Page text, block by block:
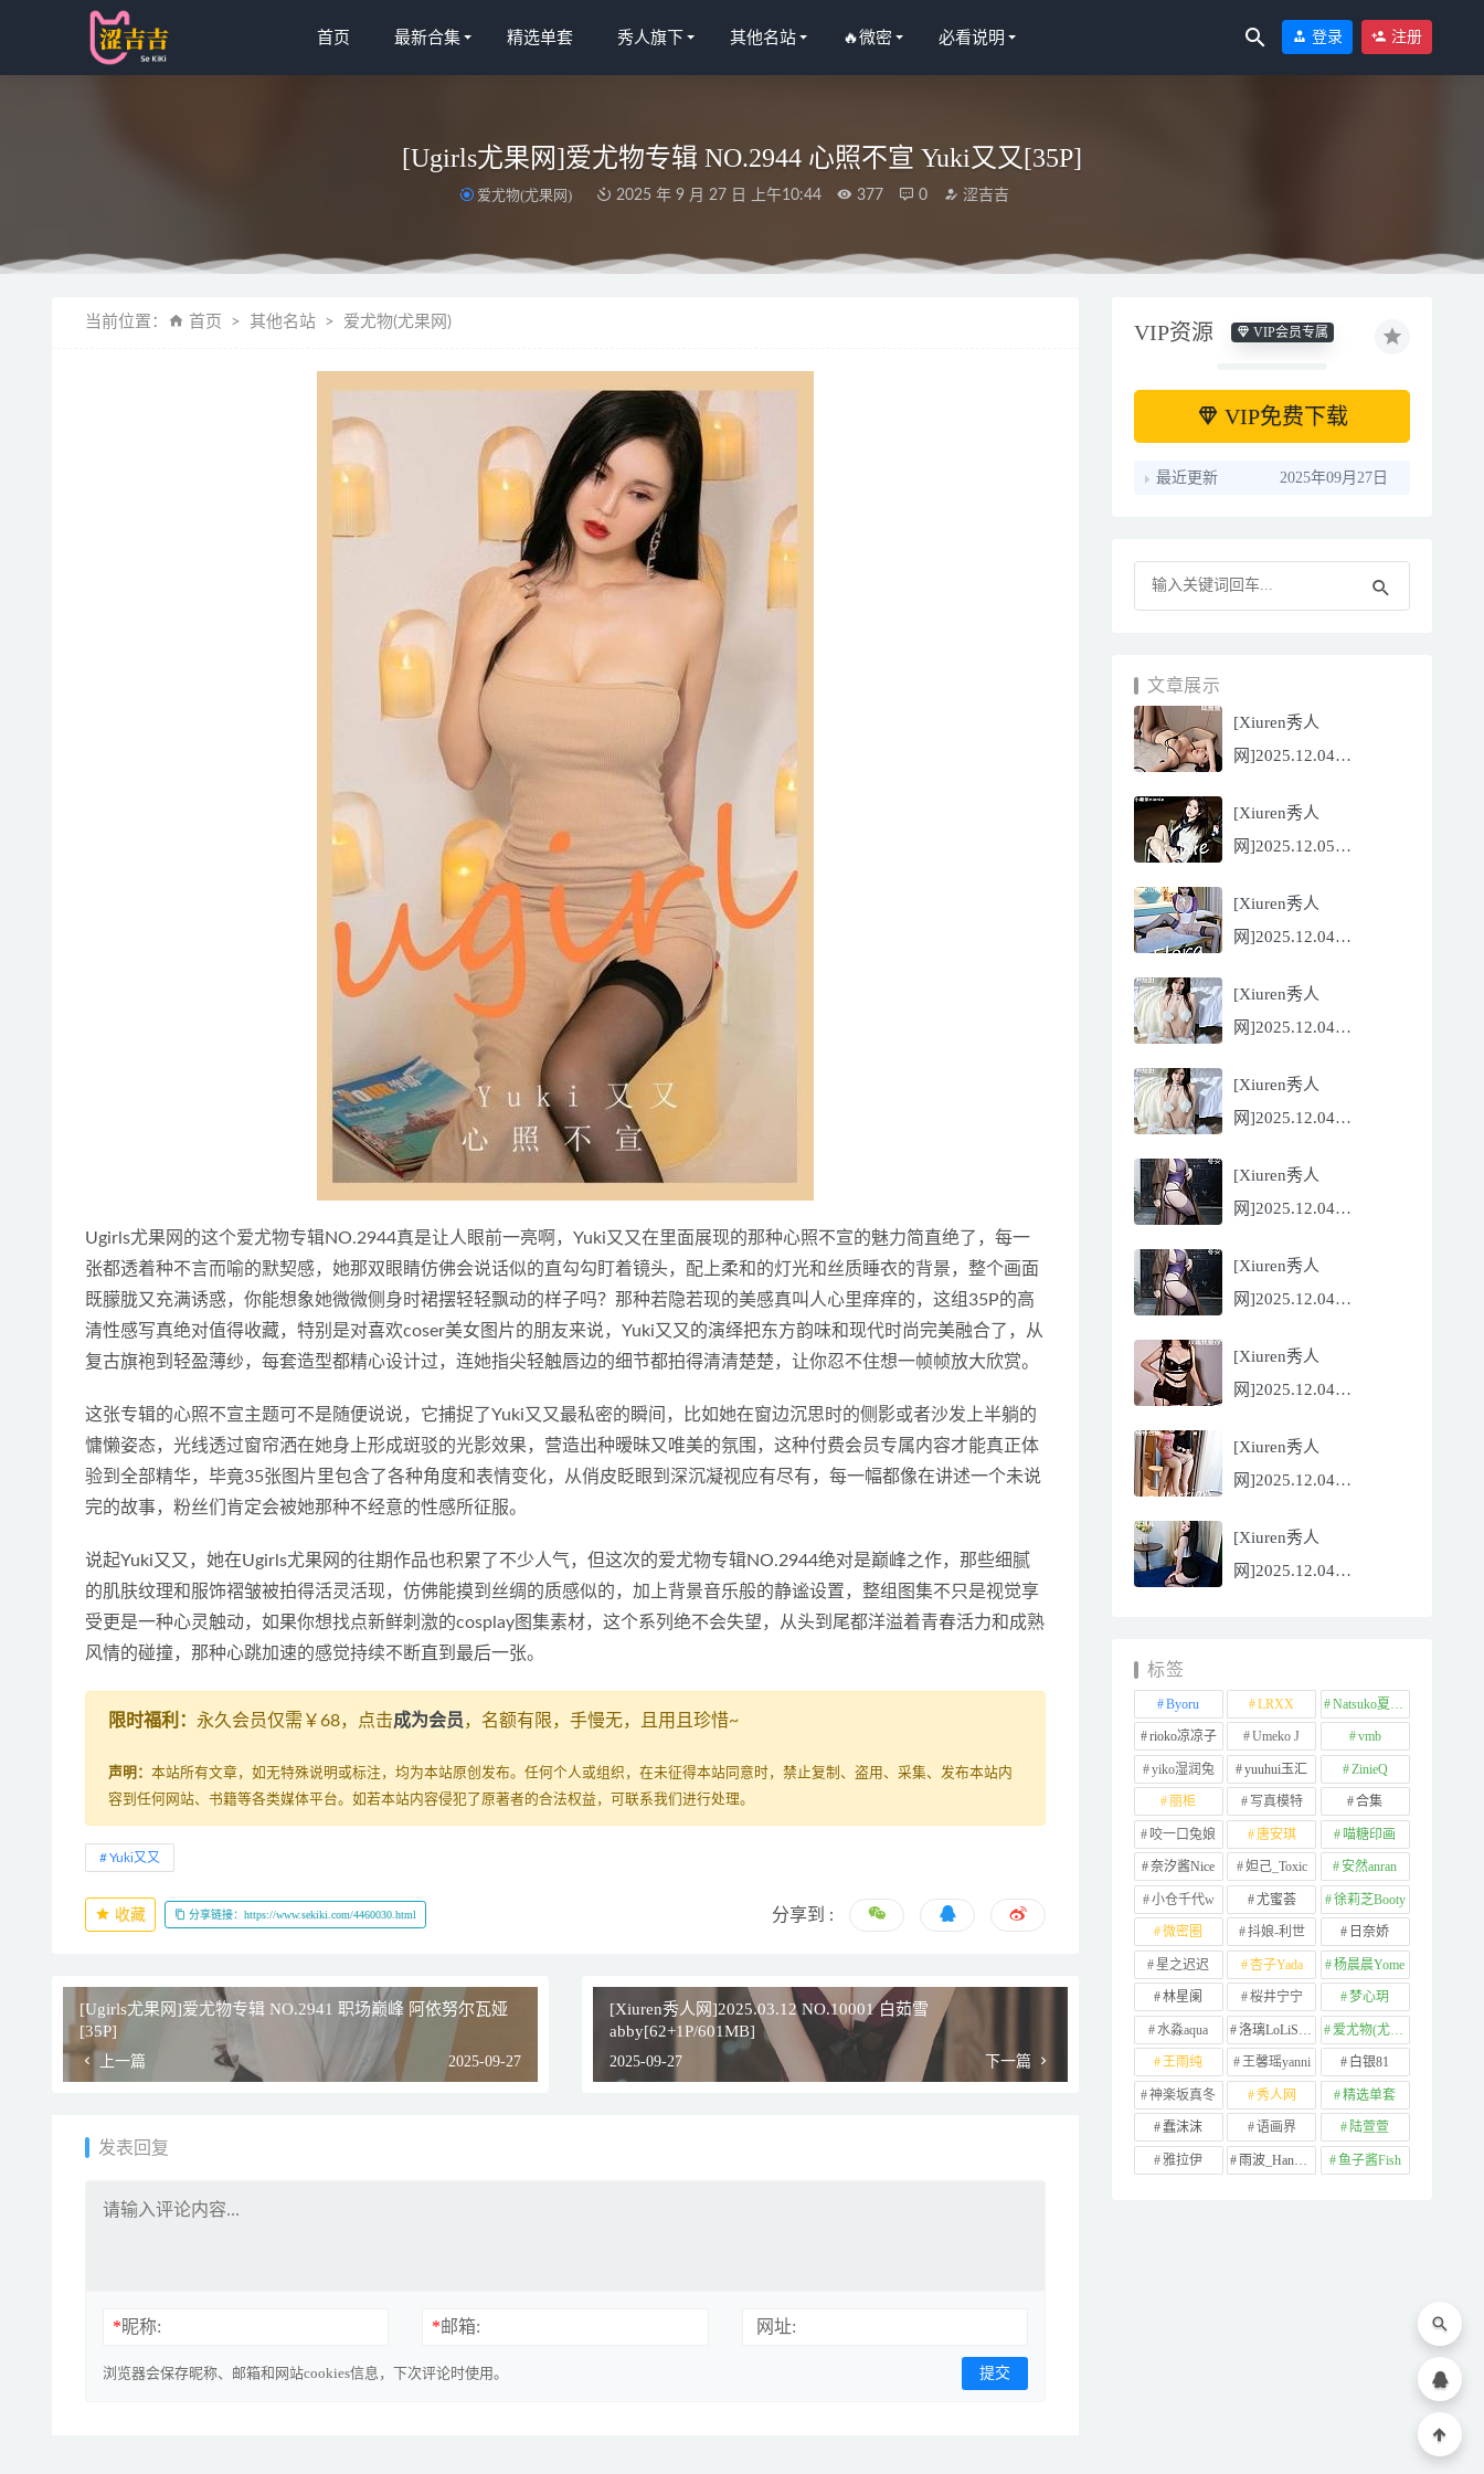
首页 最新合集 精选单套 秀人旗下 其他名站 🔥微密 必看说明 登录 注册
[Ugirls尤果网]爱尤物专辑 NO.2944 心照不宣 Yuki又又[35P]
爱尤物(尤果网) 2025 年 9 月 27 日 上午10:44 377 0 涩吉吉
当前位置： 首页 其他名站 爱尤物(尤果网)
Ugirls尤果网的这个爱尤物专辑NO.2944真是让人眼前一亮啊，Yuki又又在里面展现的那种心照不宣的魅力简直绝了，每一
张都透着种不言而喻的默契感，她那双眼睛仿佛会说话似的直勾勾盯着镜头，配上柔和的灯光和丝质睡衣的背景，整个画面
既朦胧又充满诱惑，你能想象她微微侧身时裙摆轻轻飘动的样子吗？那种若隐若现的美感真叫人心里痒痒的，这组35P的高
清性感写真绝对值得收藏，特别是对喜欢coser美女图片的朋友来说，Yuki又又的演绎把东方韵味和现代时尚完美融合了，从
复古旗袍到轻盈薄纱，每套造型都精心设计过，连她指尖轻触唇边的细节都拍得清清楚楚，让你忍不住想一帧帧放大欣赏。
这张专辑的心照不宣主题可不是随便说说，它捕捉了Yuki又又最私密的瞬间，比如她在窗边沉思时的侧影或者沙发上半躺的
慵懒姿态，光线透过窗帘洒在她身上形成斑驳的光影效果，营造出种暧昧又唯美的氛围，这种付费会员专属内容才能真正体
验到全部精华，毕竟35张图片里包含了各种角度和表情变化，从俏皮眨眼到深沉凝视应有尽有，每一幅都像在讲述一个未说
完的故事，粉丝们肯定会被她那种不经意的性感所征服。
说起Yuki又又，她在Ugirls尤果网的往期作品也积累了不少人气，但这次的爱尤物专辑NO.2944绝对是巅峰之作，那些细腻
的肌肤纹理和服饰褶皱被拍得活灵活现，仿佛能摸到丝绸的质感似的，加上背景音乐般的静谧设置，整组图集不只是视觉享
受更是一种心灵触动，如果你想找点新鲜刺激的cosplay图集素材，这个系列绝不会失望，从头到尾都洋溢着青春活力和成熟
风情的碰撞，那种心跳加速的感觉持续不断直到最后一张。
限时福利： 永久会员仅需￥68，点击成为会员，名额有限，手慢无，且用且珍惜~
声明： 本站所有文章，如无特殊说明或标注，均为本站原创发布。任何个人或组织，在未征得本站同意时，禁止复制、盗用、采集、发布本站内
容到任何网站、书籍等各类媒体平台。如若本站内容侵犯了原著者的合法权益，可联系我们进行处理。
Yuki又又
收藏 分享链接：https://www.sekiki.com/4460030.html 分享到 :
[Ugirls尤果网]爱尤物专辑 NO.2941 职场巅峰 阿依努尔瓦娅
[35P]
上一篇 2025-09-27
[Xiuren秀人网]2025.03.12 NO.10001 白茹雪
abby[62+1P/601MB]
2025-09-27 下一篇
发表回复
*昵称: *邮箱: 网址:
浏览器会保存昵称、邮箱和网站cookies信息，下次评论时使用。
VIP资源 VIP会员专属
VIP免费下载
最近更新 2025年09月27日
文章展示
[Xiuren秀人
网]2025.12.04
[81P/751.43MB]
[Xiuren秀人
网]2025.12.05
nienie[60P/642.39MB]
[Xiuren秀人
网]2025.12.04
Flora[81P/832.27MB]
[Xiuren秀人
网]2025.12.04
[56P/602.69MB]
[Xiuren秀人
网]2025.12.04
[56P/602.69MB]
[Xiuren秀人
网]2025.12.04
[71P/960.78MB]
[Xiuren秀人
网]2025.12.04
[71P/960.78MB]
[Xiuren秀人
网]2025.12.04
[86P/762.32MB]
[Xiuren秀人
网]2025.12.04
Well11[67P/745.99MB]
[Xiuren秀人
网]2025.12.04
标签
Byoru LRXX Natsuko夏夏子
rioko凉凉子 Umeko J vmb
yiko湿润兔 yuuhui玉汇 ZinieQ
丽柜 写真模特 合集
咬一口兔娘 唐安琪 喵糖印画
奈汐酱Nice 妲己_Toxic 安然anran
小仓千代w 尤蜜荟 徐莉芝Booty
微密圈 抖娘-利世 日奈娇
星之迟迟 杏子Yada 杨晨晨Yome
林星阑 桜井宁宁 梦心玥
水淼aqua 洛璃LoLiSAMA 爱尤物(尤果网)
王雨纯 王馨瑶yanni 白银81
神楽坂真冬 秀人网 精选单套
蠢沫沫 语画界 陆萱萱
雅拉伊 雨波_HaneAme 鱼子酱Fish
Natsuko夏夏子 – NO.40 碧蓝航线 德文郡魅魔 [90P6V-1.05GB]
阿包也是兔娘 – NO.105 5月加冕[28P-106M] 2025-04-10
[Xiuren秀人网]2023.04.07 NO.6537 绮里嘉ula[83+1P／758MB]
06月25日，星期二, 每天60秒读懂全世界！